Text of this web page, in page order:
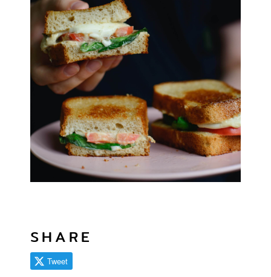
SHARE
Tweet